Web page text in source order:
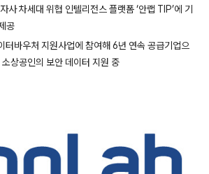
사 차세대 위협 인텔리전스 플랫폼 ‘안랩 TIP’에 기
공
터바우처 지원사업에 참여해 6년 연속 공급기업으
상공인의 보안 데이터 지원 중